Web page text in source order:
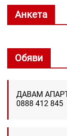
Анкета
Обяви
ДАВАМ
0888 412 845